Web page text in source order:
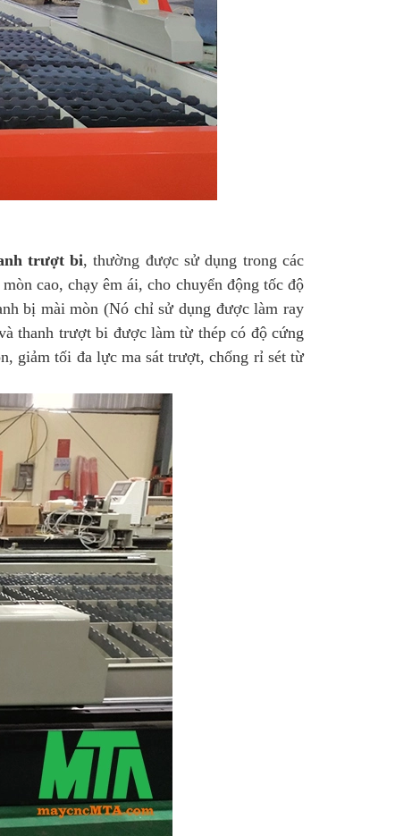
trượt bi, thường được sử dụng trong các
cao, chạy êm ái, cho chuyển động tốc độ
bị mài mòn (Nó chỉ sử dụng được làm ray
thanh trượt bi được làm từ thép có độ cứng
giảm tối đa lực ma sát trượt, chống rỉ sét từ